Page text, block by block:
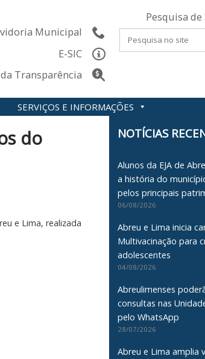
Municipal
E-SIC
Transparência
Pesquisa de
SERVIÇOS E INFORMAÇÕES
do
e Lima, realizada
NOTÍCIAS
Alunos da EJA de
a história do
pelos principais
06/08/2026
Abreu e Lima inicia
Multivacinação para
adolescentes
04/08/2026
Abreulimenses
consultas nas
pelo WhatsApp
28/07/2026
Abreu e Lima amplia